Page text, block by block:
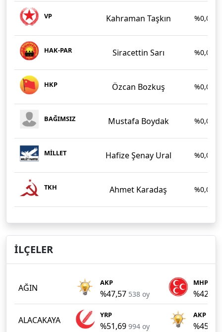
VP Kahraman Taşkın %0,07
HAK-PAR Siracettin Sarı %0,07
HKP Özcan Bozkuş %0,05
BAĞIMSIZ Mustafa Boydak %0,05
MİLLET Hafize Şenay Ural %0,04
TKH Ahmet Karadaş %0,03
İLÇELER
AĞIN AKP
%47,57 538 oy
MHP
%42,09
ALACAKAYA YRP
%51,69 994 oy
AKP
%45,35